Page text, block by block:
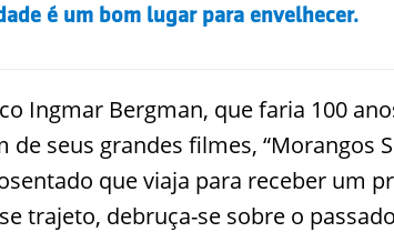
é um bom lugar para envelhecer.
Ingmar Bergman, que faria 100
seus grandes filmes, “Morangos
que viaja para receber um
trajeto, debruça-se sobre o